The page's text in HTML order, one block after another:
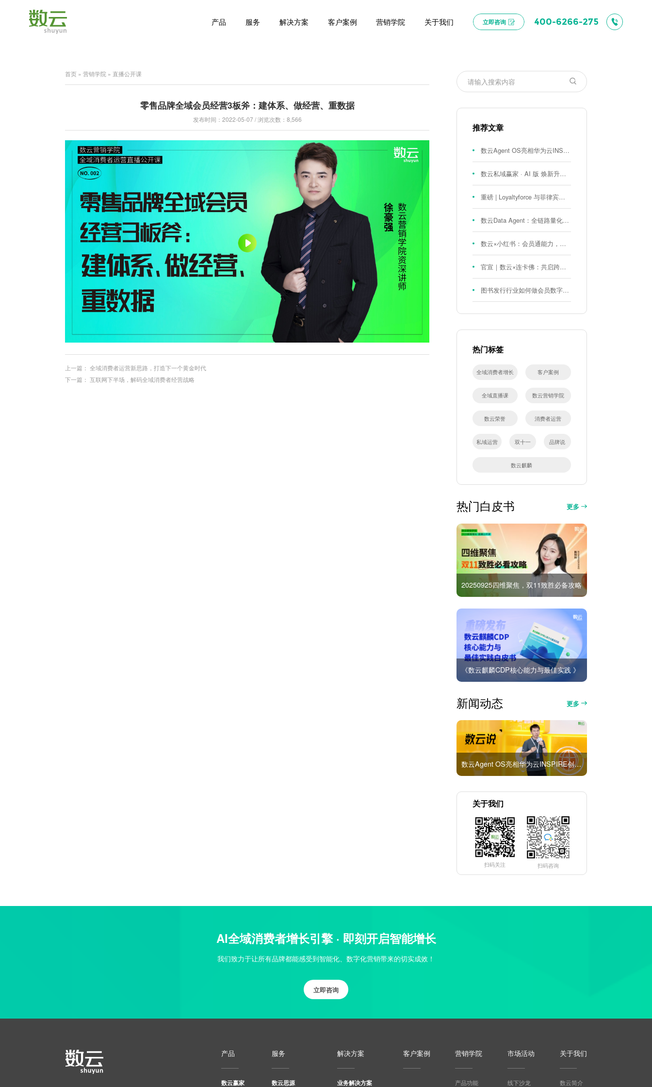
产品 服务 解决方案 客户案例 营销学院 关于我们 立即咨询 400-6266-275
首页 »营销学院 »直播公开课
零售品牌全域会员经营3板斧：建体系、做经营、重数据
发布时间：2022-05-07 / 浏览次数：8,566
上一篇：全域消费者运营新思路，打造下一个黄金时代
下一篇：互联网下半场，解码全域消费者经营战略
推荐文章
数云Agent OS亮相华为云INSPIRE创想者大会：以AI重构消费者运营与零售营销新范式
数云私域赢家 · AI 版 焕新升级！
重磅 | Loyaltyforce 与菲律宾零售巨头 SM 集团达成战略合作，携手开启 SMAC 会员数智化运营新征程
数云Data Agent：全链路量化评测体系，炼就零售数据分析精准力
数云×小红书：会员通能力，重磅发布！
官宣｜数云×连卡佛：共启跨境会员运营新征程，重塑消费联结新体验
图书发行行业如何做会员数字化?河南新华书店给打了个样！
热门标签
全域消费者增长 客户案例
全域直播课 数云营销学院
数云荣誉 消费者运营
私域运营 双十一 品牌说
数云麒麟
热门白皮书 更多
20250925四维聚焦，双11致胜必备攻略
《数云麒麟CDP核心能力与最佳实践 》
新闻动态 更多
数云Agent OS亮相华为云INSPIRE创想者大会：以AI重构消费者运营与零售营销新范式
关于我们
扫码关注 扫码咨询
AI全域消费者增长引擎 · 即刻开启智能增长
我们致力于让所有品牌都能感受到智能化、数字化营销带来的切实成效！
立即咨询
产品
数云赢家
服务
数云思源
解决方案
业务解决方案
客户案例 营销学院
产品功能
市场活动
线下沙龙
关于我们
数云简介